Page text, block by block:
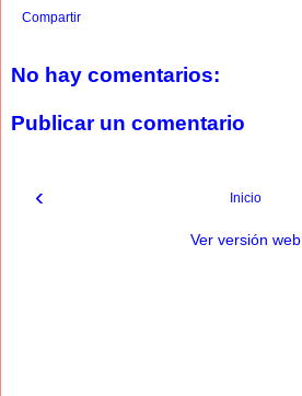
Compartir
No hay comentarios:
Publicar un comentario
‹ Inicio
Ver versión web